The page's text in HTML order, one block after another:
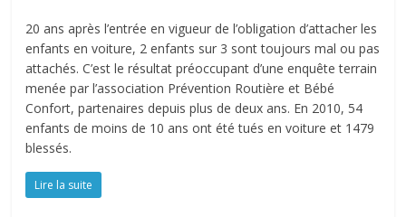
20 ans après l’entrée en vigueur de l’obligation d’attacher les
enfants en voiture, 2 enfants sur 3 sont toujours mal ou pas
attachés. C’est le résultat préoccupant d’une enquête terrain
menée par l’association Prévention Routière et Bébé
Confort, partenaires depuis plus de deux ans. En 2010, 54
enfants de moins de 10 ans ont été tués en voiture et 1479
blessés.
Lire la suite